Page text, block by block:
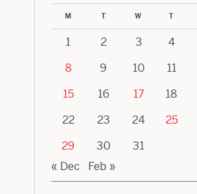
M T W T
1 2 3 4
8
9 10 11
15
16 17 18
22
23 24 25
29
30
31
« Dec
Feb »